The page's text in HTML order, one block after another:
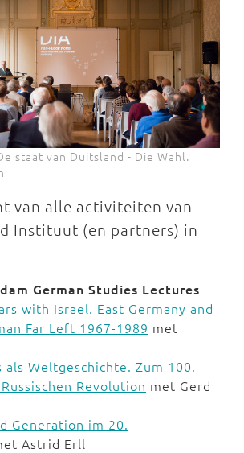
staat van Duitsland - Die Wahl.
van alle activiteiten van
Instituut (en partners) in
German Studies Lectures
with Israel. East Germany and
Far Left 1967-1989 met
als Weltgeschichte. Zum 100.
Revolution met Gerd
Generation im 20.
Astrid Erll